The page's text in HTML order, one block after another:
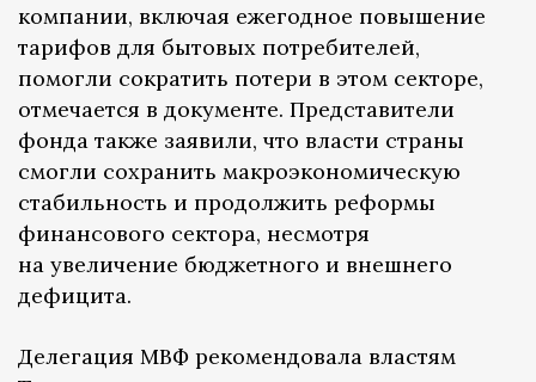
компании, включая ежегодное повышение
тарифов для бытовых потребителей,
помогли сократить потери в этом секторе,
отмечается в документе. Представители
фонда также заявили, что власти страны
смогли сохранить макроэкономическую
стабильность и продолжить реформы
финансового сектора, несмотря
на увеличение бюджетного и внешнего
дефицита.
Делегация МВФ рекомендовала властям